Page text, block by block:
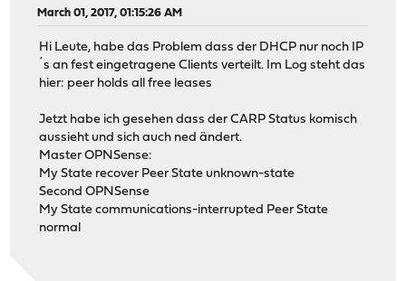
March 01, 2017, 01:15:26 AM
Hi Leute, habe das Problem dass der DHCP nur noch IP
´s an fest eingetragene Clients verteilt. Im Log steht das
hier: peer holds all free leases
Jetzt habe ich gesehen dass der CARP Status komisch
aussieht und sich auch ned ändert.
Master OPNSense:
My State recover Peer State unknown-state
Second OPNSense
My State communications-interrupted Peer State
normal